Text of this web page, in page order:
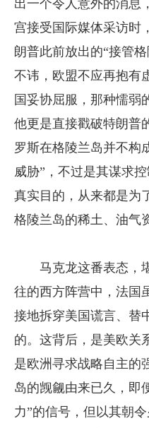
出一个令人意外的消息
宫接受国际媒体采访时
朗普此前放出的“接管
不讳，欧盟不应再抱有
国妥协屈服，那种懦弱
他更是直接戳破特朗普
罗斯在格陵兰岛并不构
威胁”，不过是其谋求
真实目的，从来都是为
格陵兰岛的稀土、油气
马克龙这番表态，
往的西方阵营中，法国
接地拆穿美国谎言、替
的。这背后，是美欧关
是欧洲寻求战略自主的
岛的觊觎由来已久，即
力”的信号，但以其朝